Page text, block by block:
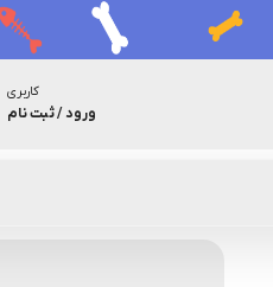
کاربری
ورود / ثبت نام